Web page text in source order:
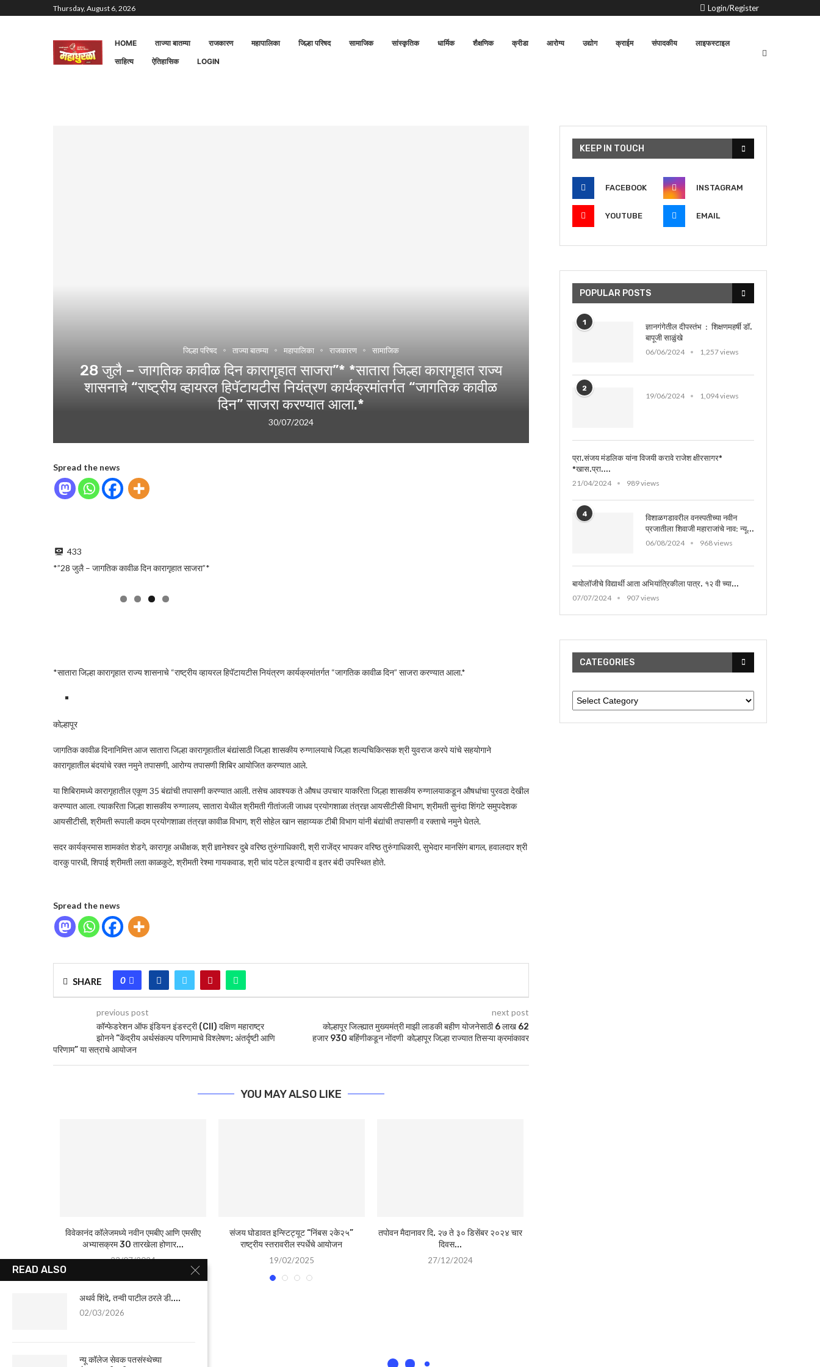
Thursday, August 6, 2026 Login/Register
HOME ताज्या बातम्या राजकारण महापालिका जिल्हा परिषद सामाजिक सांस्कृतिक धार्मिक शैक्षणिक क्रीडा आरोग्य उद्योग क्राईम संपादकीय
लाइफस्टाइल
साहित्य
ऐतिहासिक LOGIN
जिल्हा परिषद ताज्या बातम्या महापालिका राजकारण सामाजिक
28 जुलै – जागतिक कावीळ दिन कारागृहात साजरा”* *सातारा जिल्हा कारागृहात राज्य
शासनाचे “राष्ट्रीय व्हायरल हिपॅटायटीस नियंत्रण कार्यक्रमांतर्गत “जागतिक कावीळ
दिन” साजरा करण्यात आला.*
30/07/2024
Spread the news
433
*”28 जुलै – जागतिक कावीळ दिन कारागृहात साजरा”*
*सातारा जिल्हा कारागृहात राज्य शासनाचे “राष्ट्रीय व्हायरल हिपॅटायटीस नियंत्रण कार्यक्रमांतर्गत “जागतिक कावीळ दिन” साजरा करण्यात आला.*
कोल्हापूर
जागतिक कावीळ दिनानिमित्त आज सातारा जिल्हा कारागृहातील बंद्यांसाठी जिल्हा शासकीय रुग्णालयाचे जिल्हा शल्यचिकित्सक श्री युवराज करपे यांचे सहयोगाने
कारागृहातील बंदयांचे रक्त नमुने तपासणी, आरोग्य तपासणी शिबिर आयोजित करण्यात आले.
या शिबिरामध्ये कारागृहातील एकूण 35 बंद्यांची तपासणी करण्यात आली. तसेच आवश्यक ते औषध उपचार याकरिता जिल्हा शासकीय रुग्णालयाकडून औषधांचा पुरवठा देखील
करण्यात आला. त्याकरिता जिल्हा शासकीय रुग्णालय, सातारा येथील श्रीमती गीतांजली जाधव प्रयोगशाळा तंत्रज्ञ आयसीटीसी विभाग, श्रीमती सुनंदा शिंगटे समुपदेशक
आयसीटीसी, श्रीमती रूपाली कदम प्रयोगशाळा तंत्रज्ञ कावीळ विभाग, श्री सोहेल खान सहाय्यक टीबी विभाग यांनी बंद्यांची तपासणी व रक्ताचे नमुने घेतले.
सदर कार्यक्रमास शामकांत शेडगे, कारागृह अधीक्षक, श्री ज्ञानेश्वर दुबे वरिष्ठ तुरुंगाधिकारी, श्री राजेंद्र भापकर वरिष्ठ तुरुंगाधिकारी, सुभेदार मानसिंग बागल, हवालदार श्री
दारकु पारधी, शिपाई श्रीमती लता काळकुटे, श्रीमती रेश्मा गायकवाड, श्री चांद पटेल इत्यादी व इतर बंदी उपस्थित होते.
Spread the news
SHARE 0
previous post
कॉन्फेडरेशन ऑफ इंडियन इंडस्ट्री (CII) दक्षिण महाराष्ट्र
झोनने “केंद्रीय अर्थसंकल्प परिणामाचे विश्लेषण: अंतर्दृष्टी आणि
परिणाम” या सत्राचे आयोजन
next post
कोल्हापूर जिल्ह्यात मुख्यमंत्री माझी लाडकी बहीण योजनेसाठी 6 लाख 62
हजार 930 बहिंणीकडून नोंदणी कोल्हापूर जिल्हा राज्यात तिसऱ्या क्रमांकावर
YOU MAY ALSO LIKE
विवेकानंद कॉलेजमध्ये नवीन एमबीए आणि एमसीए
अभ्यासक्रम 30 तारखेला होणार...
23/07/2024
संजय घोडावत इन्स्टिट्यूट “निंबस २के२५”
राष्ट्रीय स्तरावरील स्पर्धेचे आयोजन
19/02/2025
तपोवन मैदानावर दि. २७ ते ३० डिसेंबर २०२४ चार
दिवस...
27/12/2024
KEEP IN TOUCH
FACEBOOK INSTAGRAM
YOUTUBE EMAIL
POPULAR POSTS
1
ज्ञानगंगेतील दीपस्तंभ : शिक्षणमहर्षी डॉ.
बापूजी साळुंखे
06/06/2024
1,257 views
2
19/06/2024 1,094 views
प्रा.संजय मंडलिक यांना विजयी करावे राजेश क्षीरसागर*
*खास.प्रा....
21/04/2024
989 views
4
विशाळगडावरील वनस्पतीच्या नवीन
प्रजातीला शिवाजी महाराजांचे नाव: न्यू...
06/08/2024
968 views
बायोलॉजीचे विद्यार्थी आता अभियांत्रिकीला पात्र. १२ वी च्या...
07/07/2024
907 views
CATEGORIES
READ ALSO
अथर्व शिंदे, तन्वी पाटील ठरले डी....
02/03/2026
न्यू कॉलेज सेवक पतसंस्थेच्या